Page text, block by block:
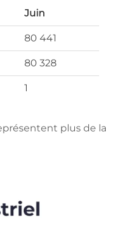
Juin
80 441
80 328
1
plus de la